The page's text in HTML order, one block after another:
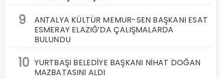
9
ANTALYA KÜLTÜR MEMUR-SEN BAŞKANI ESAT
ESMERAY ELAZIĞ’DA ÇALIŞMALARDA
BULUNDU
10 YURTBAŞI BELEDİYE BAŞKANI NİHAT DOĞAN
MAZBATASINI ALDI